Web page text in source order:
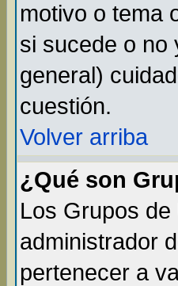
motivo o tema
si sucede o no
general)
cuestión.
Volver arriba
¿Qué son
Los Grupos
administrador
pertenecer a